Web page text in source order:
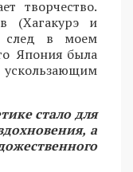
творчество.
(Хагакурэ и
след в моем
Япония была
стало для
а